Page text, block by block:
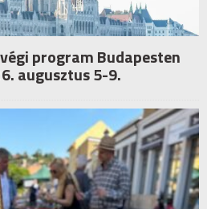
program Budapesten
augusztus 5-9.